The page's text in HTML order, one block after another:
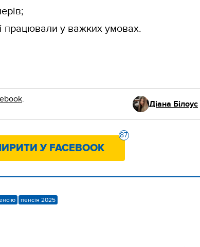
працювали у важких умовах.
.
Діана Білоус
87
У FACEBOOK
пенсія 2025